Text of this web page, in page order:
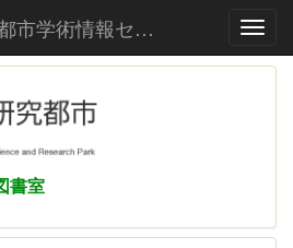
北九州学術研究都市学術情報センター
書室